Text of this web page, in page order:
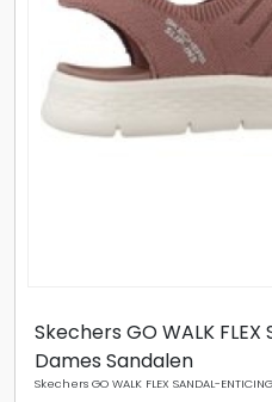
Skechers GO WALK FLEX
Dames Sandalen
Skechers GO WALK FLEX SANDAL-